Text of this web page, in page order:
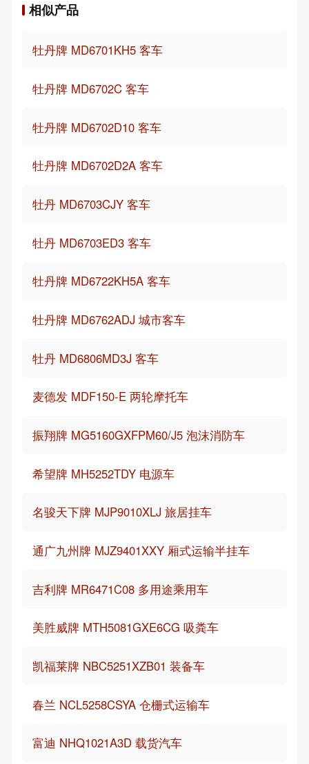
相似产品
牡丹牌 MD6701KH5 客车
牡丹牌 MD6702C 客车
牡丹牌 MD6702D10 客车
牡丹牌 MD6702D2A 客车
牡丹 MD6703CJY 客车
牡丹 MD6703ED3 客车
牡丹牌 MD6722KH5A 客车
牡丹牌 MD6762ADJ 城市客车
牡丹 MD6806MD3J 客车
麦德发 MDF150-E 两轮摩托车
振翔牌 MG5160GXFPM60/J5 泡沫消防车
希望牌 MH5252TDY 电源车
名骏天下牌 MJP9010XLJ 旅居挂车
通广九州牌 MJZ9401XXY 厢式运输半挂车
吉利牌 MR6471C08 多用途乘用车
美胜威牌 MTH5081GXE6CG 吸粪车
凯福莱牌 NBC5251XZB01 装备车
春兰 NCL5258CSYA 仓栅式运输车
富迪 NHQ1021A3D 载货汽车